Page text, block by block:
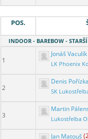
POS.
INDOOR - BAREBOW -
1
Jonáš Vaculík
LK Phoenix
2
Denis Pořízka
SK
3
Martin
Lukostřelba
Jan Matouš